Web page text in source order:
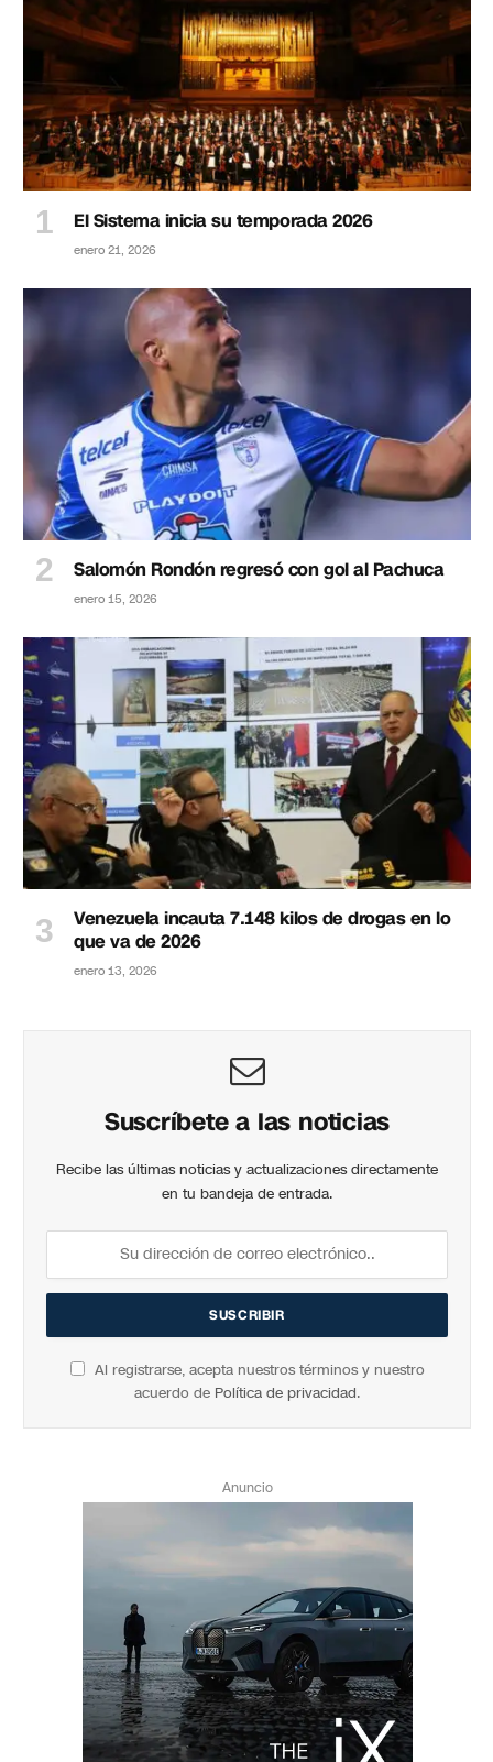
El Sistema inicia su temporada 2026
enero 21, 2026
Salomón Rondón regresó con gol al Pachuca
enero 15, 2026
Venezuela incauta 7.148 kilos de drogas en lo
que va de 2026
enero 13, 2026
Suscríbete a las noticias
Recibe las últimas noticias y actualizaciones directamente
en tu bandeja de entrada.
Al registrarse, acepta nuestros términos y nuestro
acuerdo de Política de privacidad.
Anuncio